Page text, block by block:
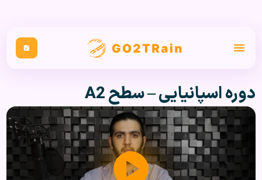
دوره اسپانیایی – سطح A2